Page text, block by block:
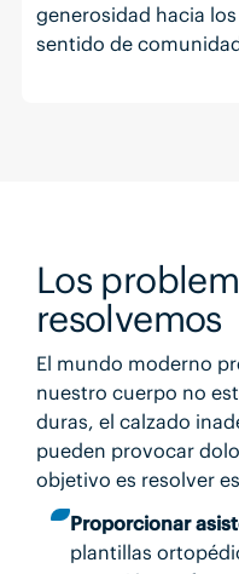
generosidad hacia
sentido de
Los
resolvemos
El mundo moderno
nuestro cuerpo no
duras, el calzado
pueden provocar
objetivo es resolver
Proporcionar
plantillas